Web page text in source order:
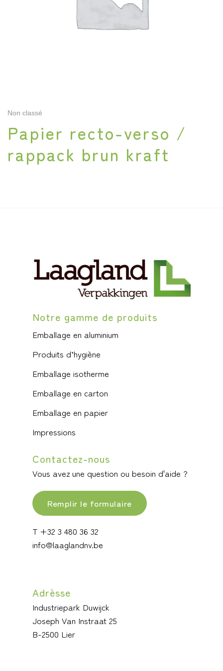
Non classé
Papier recto-verso /
rappack brun kraft
Notre gamme de produits
Emballage en aluminium
Produits d’hygiène
Emballage isotherme
Emballage en carton
Emballage en papier
Impressions
Contactez-nous
Vous avez une question ou besoin d'aide ?
Remplir le formulaire
T +32 3 480 36 32
info@laaglandnv.be
Adrèsse
Industriepark Duwijck
Joseph Van Instraat 25
B-2500 Lier